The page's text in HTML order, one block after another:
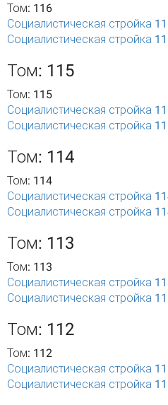
Том: 116
Социалистическая стройка
Социалистическая стройка
Том: 115
Том: 115
Социалистическая стройка
Социалистическая стройка
Том: 114
Том: 114
Социалистическая стройка
Социалистическая стройка
Том: 113
Том: 113
Социалистическая стройка
Социалистическая стройка
Том: 112
Том: 112
Социалистическая стройка
Социалистическая стройка